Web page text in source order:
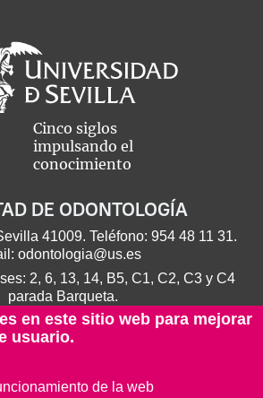
Cinco siglos
impulsando el
conocimiento
DE ODONTOLOGÍA
41009. Teléfono: 954 48 11 31.
odontologia@us.es
2, 6, 13, 14, B5, C1, C2, C3 y C4
parada Barqueta.
en este sitio web para mejorar
usuario.
de la web